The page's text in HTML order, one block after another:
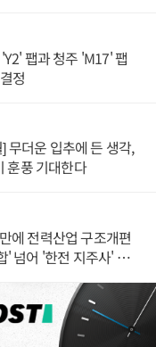
팹과 청주 'M17' 팹
정
무더운 입추에 든 생각,
훈풍 기대한다
에 전력산업 구조개편
넘어 '한전 지주사' 재편